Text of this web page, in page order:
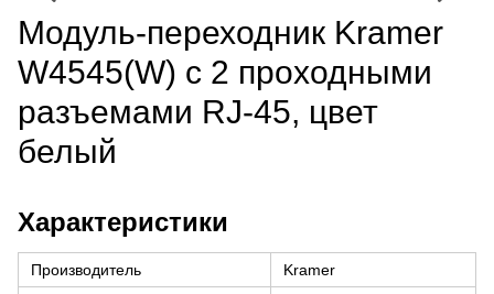
Модуль-переходник Kramer
W4545(W) с 2 проходными
разъемами RJ-45, цвет
белый
Характеристики
Производитель
Kramer